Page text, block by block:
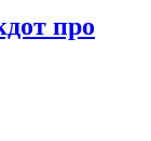
про